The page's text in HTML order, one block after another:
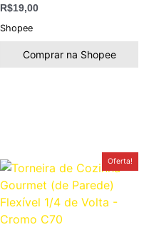
R$19,00
Shopee
Comprar na Shopee
Oferta!
preço
original
era:
R$80,03.
preço
é:
R$57,63.